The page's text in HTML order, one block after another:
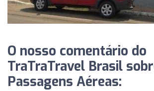
O nosso comentário do
TraTraTravel Brasil
Passagens Aéreas: